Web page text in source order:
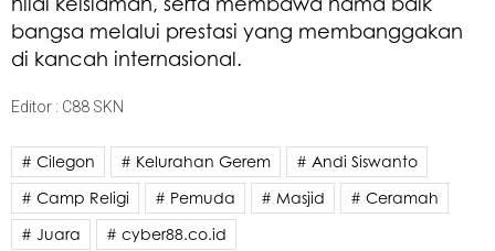
bangsa melalui prestasi yang membanggakan
di kancah internasional.
Editor : C88 SKN
# Cilegon # Kelurahan Gerem
# Andi Siswanto
# Camp Religi
# Pemuda # Masjid
# Ceramah
# Juara
# cyber88.co.id